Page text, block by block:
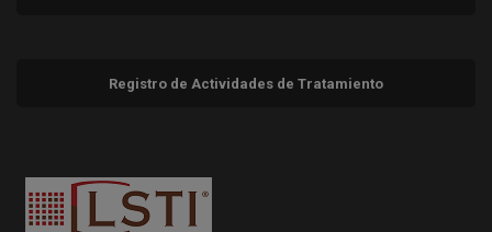
Registro de Actividades de Tratamiento